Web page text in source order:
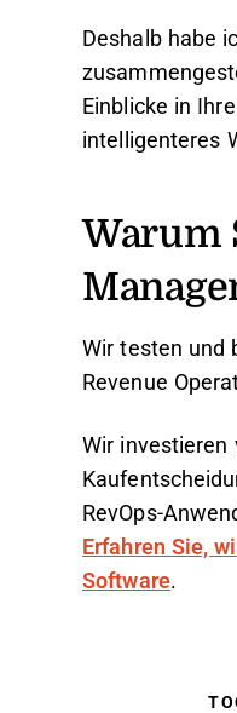
Deshalb habe
Einblicke in
intelligenteres
Warum
Wir testen und
Revenue
Wir investieren
RevOps-
Erfahren Sie,
Software.